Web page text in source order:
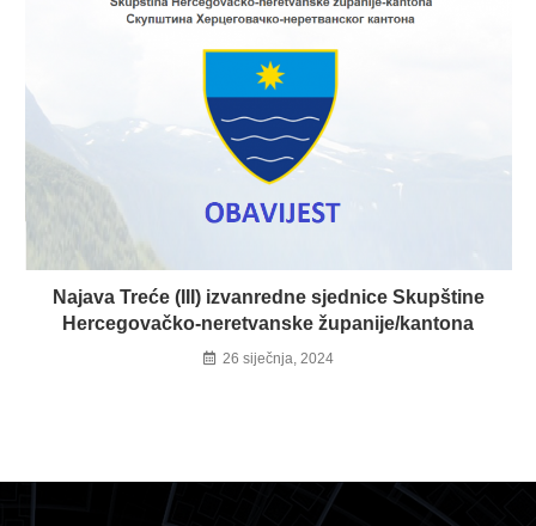
Najava Treće (III) izvanredne sjednice Skupštine
Hercegovačko-neretvanske županije/kantona
26 siječnja, 2024